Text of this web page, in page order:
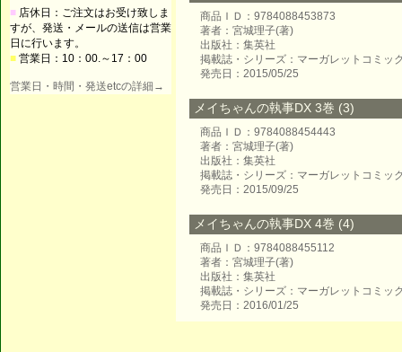
■ 店休日：ご注文はお受け致しま
すが、発送・メールの送信は営業
日に行います。
■ 営業日：10：00.～17：00
営業日・時間・発送etcの詳細→
商品ＩＤ：9784088453873
著者：宮城理子(著)
出版社：集英社
掲載誌・シリーズ：マーガレットコミッ
発売日：2015/05/25
メイちゃんの執事DX 3巻 (3)
商品ＩＤ：9784088454443
著者：宮城理子(著)
出版社：集英社
掲載誌・シリーズ：マーガレットコミッ
発売日：2015/09/25
メイちゃんの執事DX 4巻 (4)
商品ＩＤ：9784088455112
著者：宮城理子(著)
出版社：集英社
掲載誌・シリーズ：マーガレットコミッ
発売日：2016/01/25